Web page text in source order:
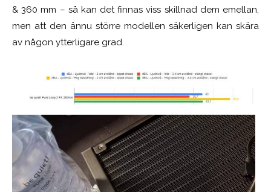
& 360 mm – så kan det finnas viss skillnad dem emellan,
men att den ännu större modellen säkerligen kan skära
av någon ytterligare grad.